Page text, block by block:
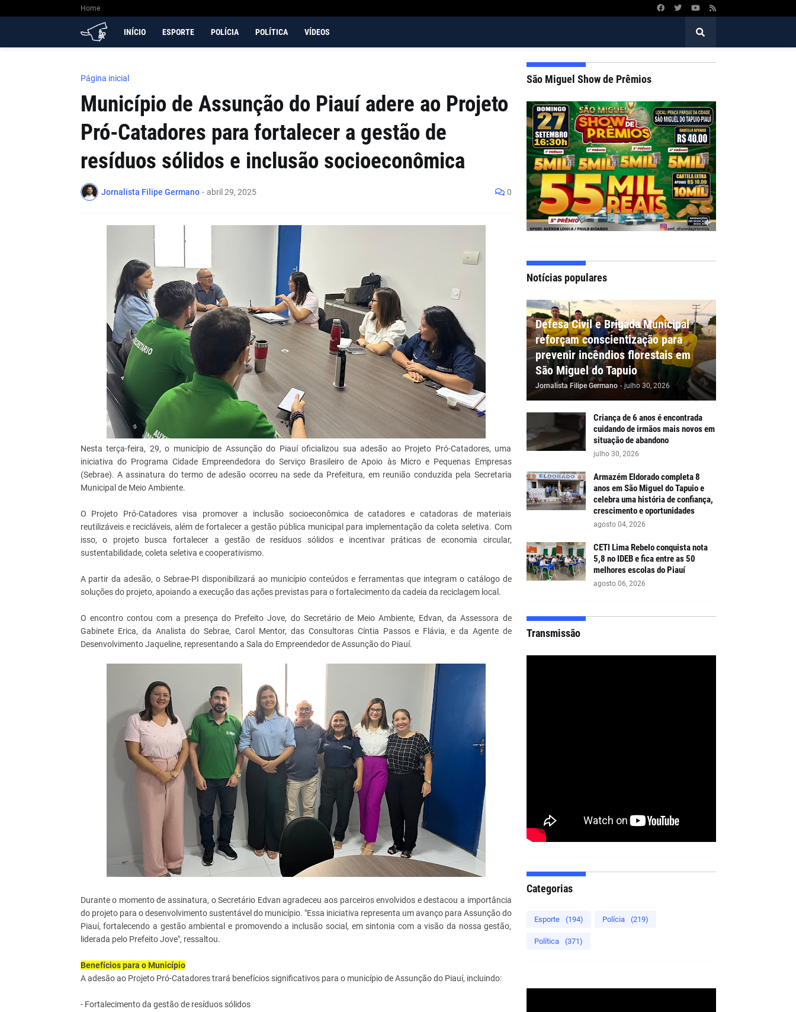
Home
INÍCIO ESPORTE POLÍCIA POLÍTICA VÍDEOS
Página inicial
Município de Assunção do Piauí adere ao Projeto
Pró-Catadores para fortalecer a gestão de
resíduos sólidos e inclusão socioeconômica
Jornalista Filipe Germano - abril 29, 2025 0
Nesta terça-feira, 29, o município de Assunção do Piauí oficializou sua adesão ao Projeto Pró-Catadores, uma
iniciativa do Programa Cidade Empreendedora do Serviço Brasileiro de Apoio às Micro e Pequenas Empresas
(Sebrae). A assinatura do termo de adesão ocorreu na sede da Prefeitura, em reunião conduzida pela Secretaria
Municipal de Meio Ambiente.
O Projeto Pró-Catadores visa promover a inclusão socioeconômica de catadores e catadoras de materiais
reutilizáveis e recicláveis, além de fortalecer a gestão pública municipal para implementação da coleta seletiva. Com
isso, o projeto busca fortalecer a gestão de resíduos sólidos e incentivar práticas de economia circular,
sustentabilidade, coleta seletiva e cooperativismo.
A partir da adesão, o Sebrae-PI disponibilizará ao município conteúdos e ferramentas que integram o catálogo de
soluções do projeto, apoiando a execução das ações previstas para o fortalecimento da cadeia da reciclagem local.
O encontro contou com a presença do Prefeito Jove, do Secretário de Meio Ambiente, Edvan, da Assessora de
Gabinete Erica, da Analista do Sebrae, Carol Mentor, das Consultoras Cíntia Passos e Flávia, e da Agente de
Desenvolvimento Jaqueline, representando a Sala do Empreendedor de Assunção do Piauí.
Durante o momento de assinatura, o Secretário Edvan agradeceu aos parceiros envolvidos e destacou a importância
do projeto para o desenvolvimento sustentável do município. "Essa iniciativa representa um avanço para Assunção do
Piauí, fortalecendo a gestão ambiental e promovendo a inclusão social, em sintonia com a visão da nossa gestão,
liderada pelo Prefeito Jove", ressaltou.
Benefícios para o Município
A adesão ao Projeto Pró-Catadores trará benefícios significativos para o município de Assunção do Piauí, incluindo:
- Fortalecimento da gestão de resíduos sólidos
São Miguel Show de Prêmios
Notícias populares
Defesa Civil e Brigada Municipal
reforçam conscientização para
prevenir incêndios florestais em
São Miguel do Tapuio
Jornalista Filipe Germano - julho 30, 2026
Criança de 6 anos é encontrada
cuidando de irmãos mais novos em
situação de abandono
julho 30, 2026
Armazém Eldorado completa 8
anos em São Miguel do Tapuio e
celebra uma história de confiança,
crescimento e oportunidades
agosto 04, 2026
CETI Lima Rebelo conquista nota
5,8 no IDEB e fica entre as 50
melhores escolas do Piauí
agosto 06, 2026
Transmissão
Categorias
Esporte (194) Polícia (219)
Política (371)